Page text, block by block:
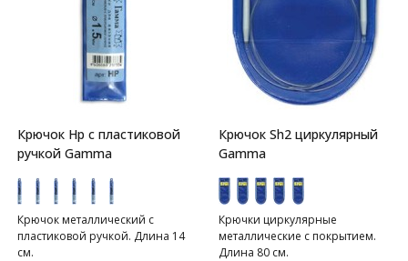
Крючок Hp с пластиковой
ручкой Gamma
Крючок металлический с
пластиковой ручкой. Длина 14
см.
Крючок Sh2 циркулярный
Gamma
Крючки циркулярные
металлические с покрытием.
Длина 80 см.